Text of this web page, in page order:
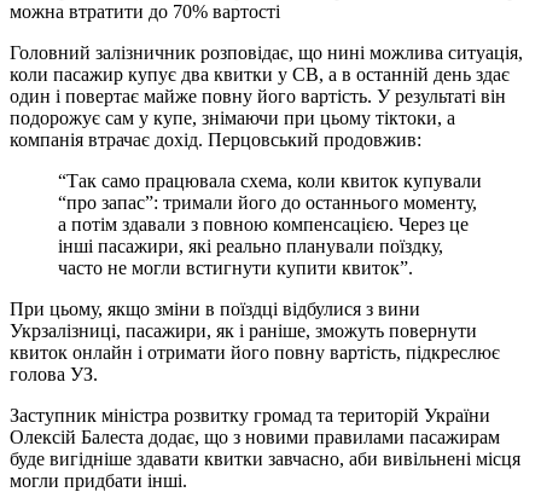
Головний залізничник розповідає, що нині можлива ситуація,
коли пасажир купує два квитки у СВ, а в останній день здає
один і повертає майже повну його вартість. У результаті він
подорожує сам у купе, знімаючи при цьому тіктоки, а
компанія втрачає дохід. Перцовський продовжив:
“Так само працювала схема, коли квиток купували
“про запас”: тримали його до останнього моменту,
а потім здавали з повною компенсацією. Через це
інші пасажири, які реально планували поїздку,
часто не могли встигнути купити квиток”.
При цьому, якщо зміни в поїздці відбулися з вини
Укрзалізниці, пасажири, як і раніше, зможуть повернути
квиток онлайн і отримати його повну вартість, підкреслює
голова УЗ.
Заступник міністра розвитку громад та територій України
Олексій Балеста додає, що з новими правилами пасажирам
буде вигідніше здавати квитки завчасно, аби вивільнені місця
могли придбати інші.